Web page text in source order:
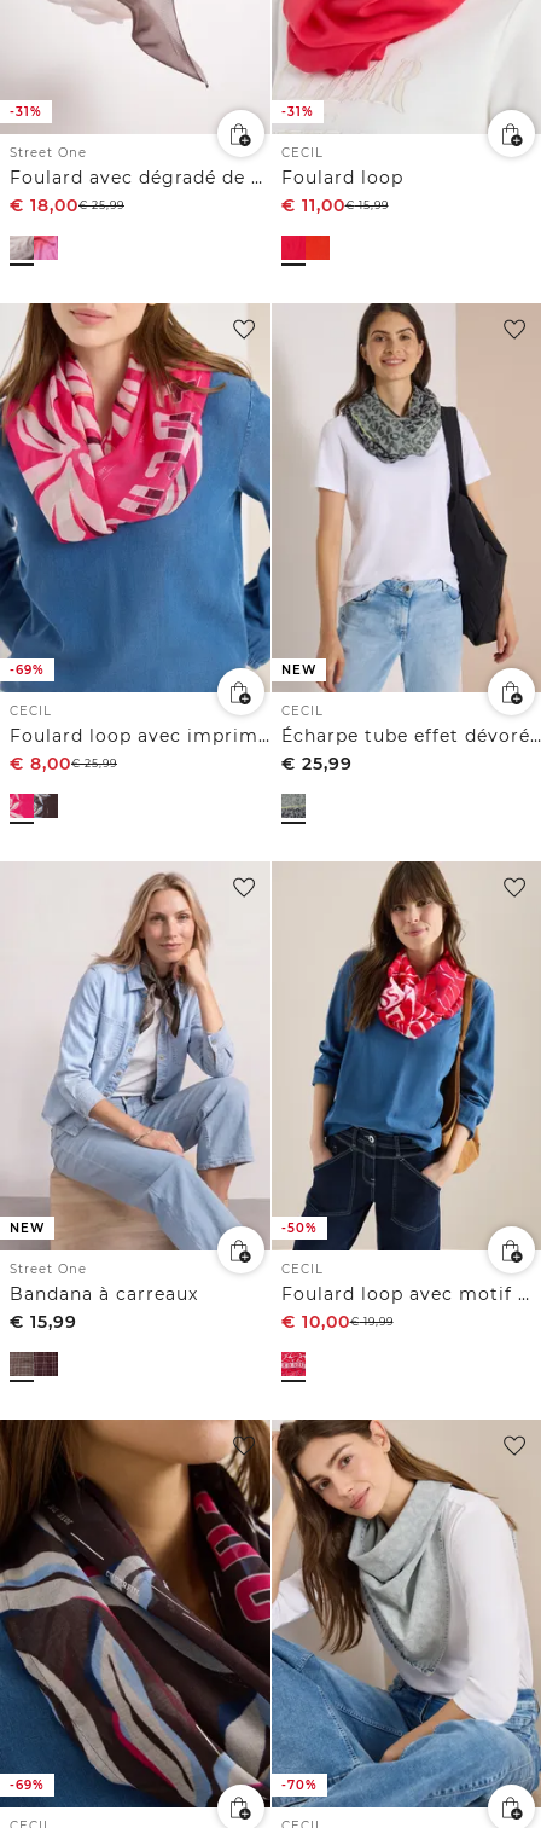
-31%
Street One
Foulard avec dégradé de couleurs
€ 18,00€25,99
-31%
CECIL
Foulard loop
€ 11,00€15,99
-69%
CECIL
Foulard loop avec imprimé film
€ 8,00€25,99
NEW
CECIL
Écharpe tube effet dévoré à motif léopard
€ 25,99
NEW
Street One
Bandana à carreaux
€ 15,99
-50%
CECIL
Foulard loop avec motif graphique
€ 10,00€19,99
-69% -70%